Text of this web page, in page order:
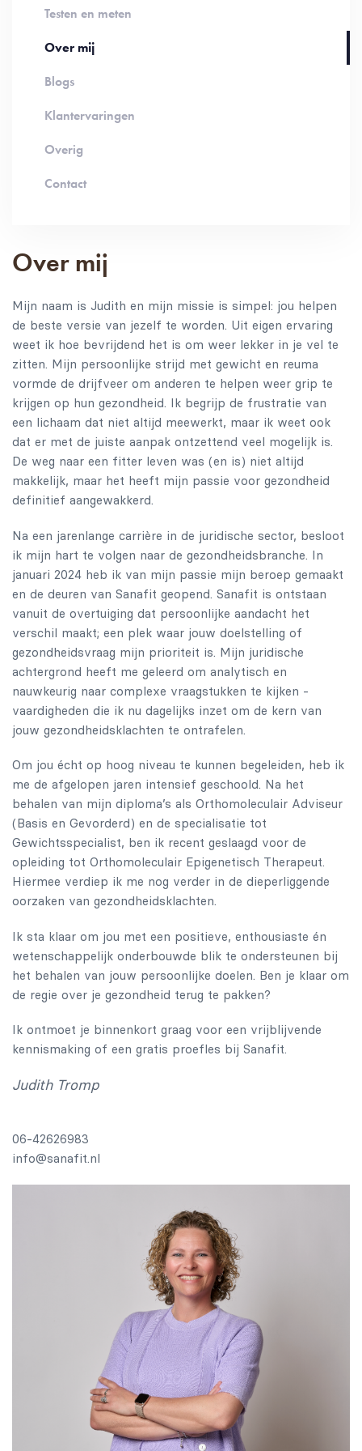
Testen en meten
Over mij
Blogs
Klantervaringen
Overig
Contact
Over mij
Mijn naam is Judith en mijn missie is simpel: jou helpen
de beste versie van jezelf te worden. Uit eigen ervaring
weet ik hoe bevrijdend het is om weer lekker in je vel te
zitten. Mijn persoonlijke strijd met gewicht en reuma
vormde de drijfveer om anderen te helpen weer grip te
krijgen op hun gezondheid. Ik begrijp de frustratie van
een lichaam dat niet altijd meewerkt, maar ik weet ook
dat er met de juiste aanpak ontzettend veel mogelijk is.
De weg naar een fitter leven was (en is) niet altijd
makkelijk, maar het heeft mijn passie voor gezondheid
definitief aangewakkerd.
Na een jarenlange carrière in de juridische sector, besloot
ik mijn hart te volgen naar de gezondheidsbranche. In
januari 2024 heb ik van mijn passie mijn beroep gemaakt
en de deuren van Sanafit geopend. Sanafit is ontstaan
vanuit de overtuiging dat persoonlijke aandacht het
verschil maakt; een plek waar jouw doelstelling of
gezondheidsvraag mijn prioriteit is. Mijn juridische
achtergrond heeft me geleerd om analytisch en
nauwkeurig naar complexe vraagstukken te kijken -
vaardigheden die ik nu dagelijks inzet om de kern van
jouw gezondheidsklachten te ontrafelen.
Om jou écht op hoog niveau te kunnen begeleiden, heb ik
me de afgelopen jaren intensief geschoold. Na het
behalen van mijn diploma’s als Orthomoleculair Adviseur
(Basis en Gevorderd) en de specialisatie tot
Gewichtsspecialist, ben ik recent geslaagd voor de
opleiding tot Orthomoleculair Epigenetisch Therapeut.
Hiermee verdiep ik me nog verder in de dieperliggende
oorzaken van gezondheidsklachten.
Ik sta klaar om jou met een positieve, enthousiaste én
wetenschappelijk onderbouwde blik te ondersteunen bij
het behalen van jouw persoonlijke doelen. Ben je klaar om
de regie over je gezondheid terug te pakken?
Ik ontmoet je binnenkort graag voor een vrijblijvende
kennismaking of een gratis proefles bij Sanafit.
Judith Tromp
06-42626983
info@sanafit.nl